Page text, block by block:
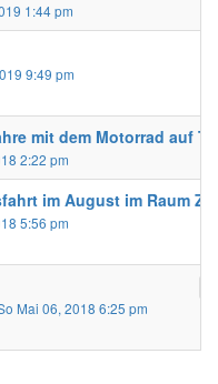
1:44 pm
9:49 pm
mit dem Motorrad auf
2:22 pm
im August im Raum ZH
5:56 pm
Mai 06, 2018 6:25 pm